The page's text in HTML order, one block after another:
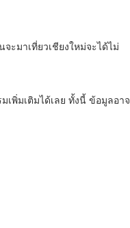
มาเที่ยวเชียงใหม่จะได้ไม่
พิ่มเติมได้เลย ทั้งนี้ ข้อมูลอาจ